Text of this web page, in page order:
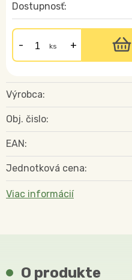
Dostupnosť:
ks
Výrobca:
Obj. čislo:
EAN:
Jednotková cena:
Viac informácií
O produkte